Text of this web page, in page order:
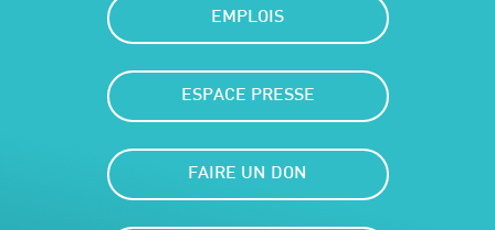
EMPLOIS
ESPACE PRESSE
FAIRE UN DON